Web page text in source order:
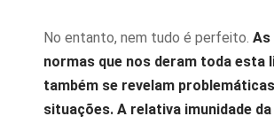
No entanto, nem tudo é perfeito. As
normas que nos deram toda esta
também se revelam
situações. A relativa imunidade